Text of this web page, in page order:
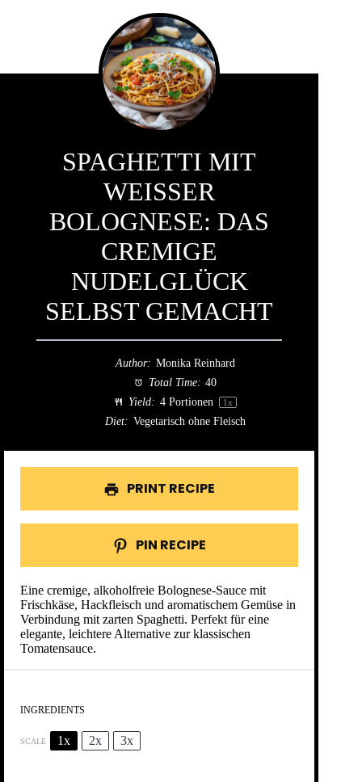
SPAGHETTI MIT
WEISSER B
OLOGNESE: DAS C
REMIGE N
UDELGLÜCK S
ELBST GEMACHT
Author: Monika Reinhard
Total Time: 40
Yield: 4Portionen 1 x
Diet: Vegetarisch ohne Fleisch
PRINT RECIPE
PIN RECIPE
Eine cremige, alkoholfreie Bolognese-Sauce mit
Frischkäse, Hackfleisch und aromatischem Gemüse in
Verbindung mit zarten Spaghetti. Perfekt für eine
elegante, leichtere Alternative zur klassischen
Tomatensauce.
INGREDIENTS
SCALE 1x 2x 3x